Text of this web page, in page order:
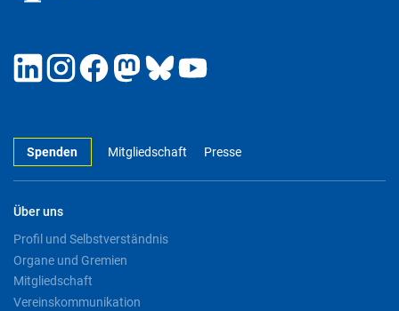
Spenden Mitgliedschaft Presse
Über uns
Profil und Selbstverständnis
Organe und Gremien
Mitgliedschaft
Vereinskommunikation